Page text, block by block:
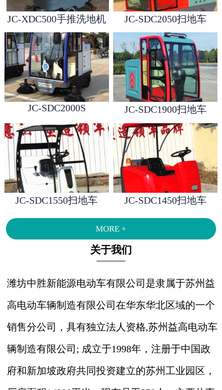
1 2 3
JC-XDC500手推洗地机 JC-SDC2050扫地车
JC-SDC2000S JC-SDC1900扫地车
JC-SDC1550扫地车 JC-SDC1450扫地车
MORE +
关于我们
潍坊中胜新能源电动车有限公司是隶属于苏州益
高电动车辆制造有限公司在华东华北区域的一个
销售分公司，具有独立法人资格,苏州益高电动车
辆制造有限公司; 成立于1998年，注册于中国政
府和新加坡政府共同投资建立的苏州工业园区，